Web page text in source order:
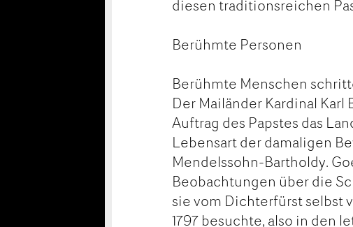
diesen traditionsreichen
Berühmte Personen
Berühmte Menschen
Der Mailänder Kardinal
Auftrag des Papstes das
Lebensart der damaligen
Mendelssohn-Bartholdy.
Beobachtungen über die
sie vom Dichterfürst selbst
1797 besuchte, also in den